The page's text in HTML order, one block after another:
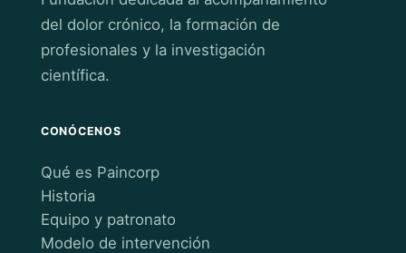
del dolor crónico, la formación de
profesionales y la investigación
científica.
CONÓCENOS
Qué es Paincorp
Historia
Equipo y patronato
Modelo de intervención